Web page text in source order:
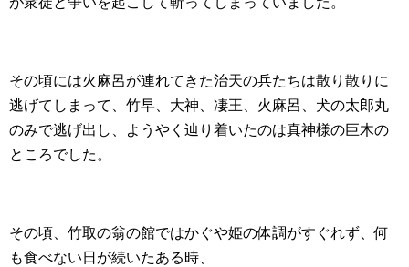
その頃には火麻呂が連れてきた治天の兵たちは散り散りに
逃げてしまって、竹早、大神、凄王、火麻呂、犬の太郎丸
のみで逃げ出し、ようやく辿り着いたのは真神様の巨木の
ところでした。
その頃、竹取の翁の館ではかぐや姫の体調がすぐれず、何
も食べない日が続いたある時、